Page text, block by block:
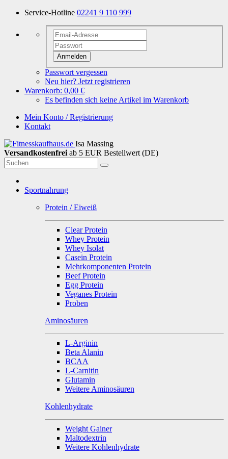
Service-Hotline 02241 9 110 999
Anmelden
Passwort vergessen
Neu hier? Jetzt registrieren
Warenkorb: 0,00 €
Es befinden sich keine Artikel im Warenkorb
Mein Konto / Registrierung
Kontakt
Isa Massing
Versandkostenfrei ab 5 EUR Bestellwert (DE)
Sportnahrung
Protein / Eiweiß
Clear Protein
Whey Protein
Whey Isolat
Casein Protein
Mehrkomponenten Protein
Beef Protein
Egg Protein
Veganes Protein
Proben
Aminosäuren
L-Arginin
Beta Alanin
BCAA
L-Carnitin
Glutamin
Weitere Aminosäuren
Kohlenhydrate
Weight Gainer
Maltodextrin
Weitere Kohlenhydrate